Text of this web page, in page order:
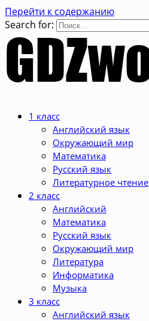
Перейти к содержанию
Search for:
1 класс
Английский язык
Окружающий мир
Математика
Русский язык
Литературное чтение
2 класс
Английский
Математика
Русский язык
Окружающий мир
Литература
Информатика
Музыка
3 класс
Английский язык